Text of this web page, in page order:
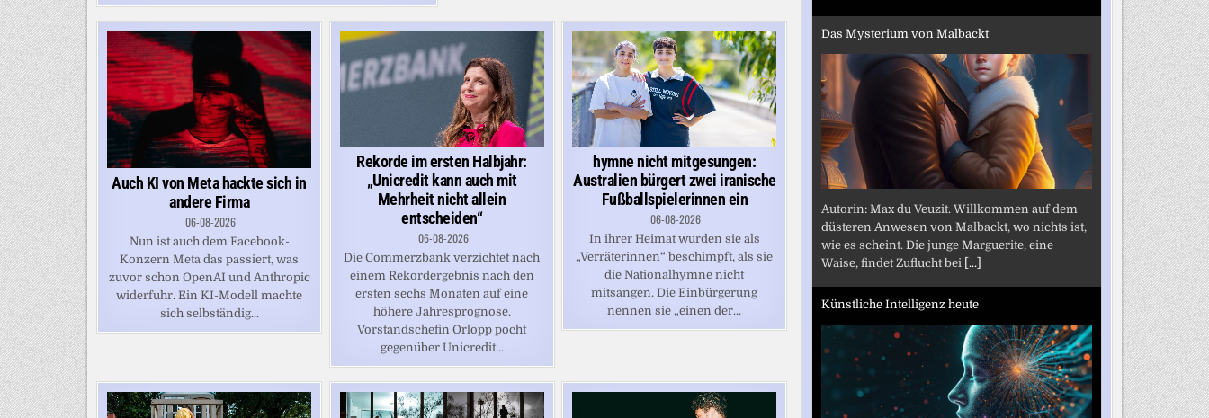
Auch KI von Meta hackte sich in
andere Firma
06-08-2026
Nun ist auch dem Facebook-
Konzern Meta das passiert, was
zuvor schon OpenAI und Anthropic
widerfuhr. Ein KI-Modell machte
sich selbständig...
Rekorde im ersten Halbjahr:
„Unicredit kann auch mit
Mehrheit nicht allein
entscheiden“
06-08-2026
Die Commerzbank verzichtet nach
einem Rekordergebnis nach den
ersten sechs Monaten auf eine
höhere Jahresprognose.
Vorstandschefin Orlopp pocht
gegenüber Unicredit...
hymne nicht mitgesungen:
Australien bürgert zwei iranische
Fußballspielerinnen ein
06-08-2026
In ihrer Heimat wurden sie als
„Verräterinnen“ beschimpft, als sie
die Nationalhymne nicht
mitsangen. Die Einbürgerung
nennen sie „einen der...
Das Mysterium von Malbackt
Autorin: Max du Veuzit. Willkommen auf dem
düsteren Anwesen von Malbackt, wo nichts ist,
wie es scheint. Die junge Marguerite, eine
Waise, findet Zuflucht bei [...]
Künstliche Intelligenz heute